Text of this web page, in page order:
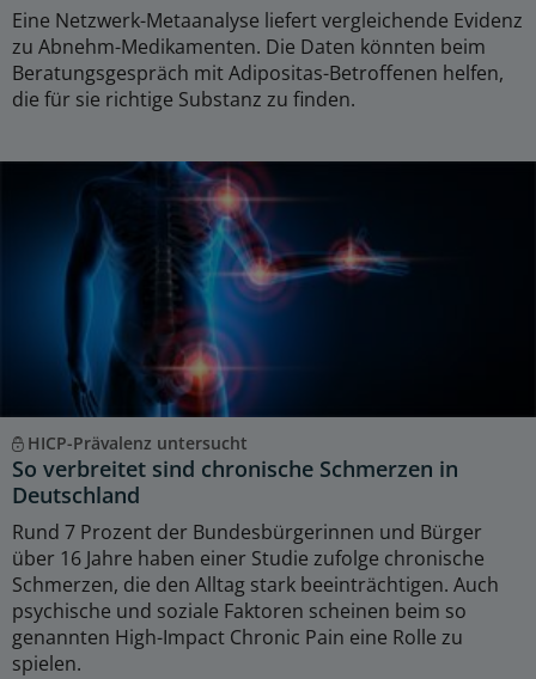
Eine Netzwerk-Metaanalyse liefert vergleichende Evidenz
zu Abnehm-Medikamenten. Die Daten könnten beim
Beratungsgespräch mit Adipositas-Betroffenen helfen,
die für sie richtige Substanz zu finden.
HICP-Prävalenz untersucht
So verbreitet sind chronische Schmerzen in
Deutschland
Rund 7 Prozent der Bundesbürgerinnen und Bürger
über 16 Jahre haben einer Studie zufolge chronische
Schmerzen, die den Alltag stark beeinträchtigen. Auch
psychische und soziale Faktoren scheinen beim so
genannten High-Impact Chronic Pain eine Rolle zu
spielen.